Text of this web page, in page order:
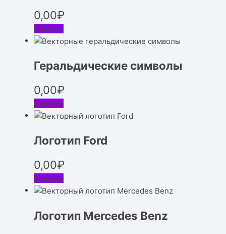
0,00₽
Скачать
Геральдические символы
0,00₽
Скачать
Логотип Ford
0,00₽
Скачать
Логотип Mercedes Benz